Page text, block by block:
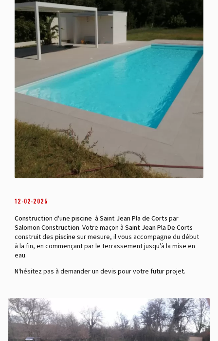
12-02-2025
Construction d'une piscine à Saint Jean Pla de Corts par
Salomon Construction. Votre maçon à Saint Jean Pla De Corts
construit des piscine sur mesure, il vous accompagne du début
à la fin, en commençant par le terrassement jusqu'à la mise en
eau.
N'hésitez pas à demander un devis pour votre futur projet.